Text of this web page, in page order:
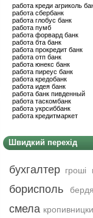
работа креди агриколь
работа сбербанк
работа глобус банк
работа пумб
работа форвард банк
работа бта банк
работа прокредит банк
работа отп банк
работа юнекс банк
работа пиреус банк
работа кредобанк
работа идея банк
работа банк пивденный
работа таскомбанк
работа укрсиббанк
работа кредитмаркет
Швидкий перехід
бухгалтер гроші
борисполь
смела